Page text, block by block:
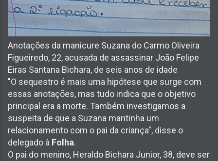
Anotações da manicure Suzana do Carmo Oliveira
Figueiredo, 22, acusada de assassinar João Felipe
Eiras Santana Bichara, de seis anos de idade
"O sequestro é mais uma hipótese que surge com
essas anotações, mas tudo indica que o objetivo
principal era a morte. Também investigamos a
suspeita de que a Suzana mantinha um
relacionamento com o pai da criança", disse o
delegado à Folha.
O pai do menino, Heraldo Bichara Junior, 38, deve ser